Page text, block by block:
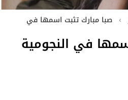
› صبا مبارك تثبت اسمها في
في النجومية